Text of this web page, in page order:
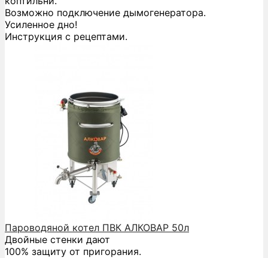
Возможно подключение дымогенератора.
Усиленное дно!
Инструкция с рецептами.
Пароводяной котел ПВК АЛКОВАР 50л
Двойные стенки дают
100% защиту от пригорания.